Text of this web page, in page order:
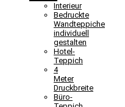
Interieur
Bedruckte
Wandteppiche
individuell
gestalten
Hotel-
Teppich
4
Meter
Druckbreite
Büro-